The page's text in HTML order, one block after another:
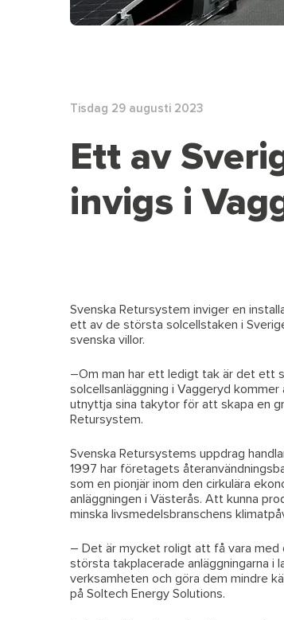
Tisdag 29 augusti 2023
Ett av
invigs i
Svenska Retursystem inviger en
ett av de största solcellstaken i
svenska villor.
–Om man har ett ledigt tak är det ett
solcellsanläggning i Vaggeryd
utnyttja sina takytor för att skapa en
Retursystem.
Svenska Retursystems uppdrag
1997 har företagets
som en pionjär inom den cirkulära
anläggningen i Västerås. Att kunna
minska livsmedelsbranschens
– Det är mycket roligt att få vara med
största takplacerade anläggningarna i
verksamheten och göra dem mindre
på Soltech Energy Solutions.